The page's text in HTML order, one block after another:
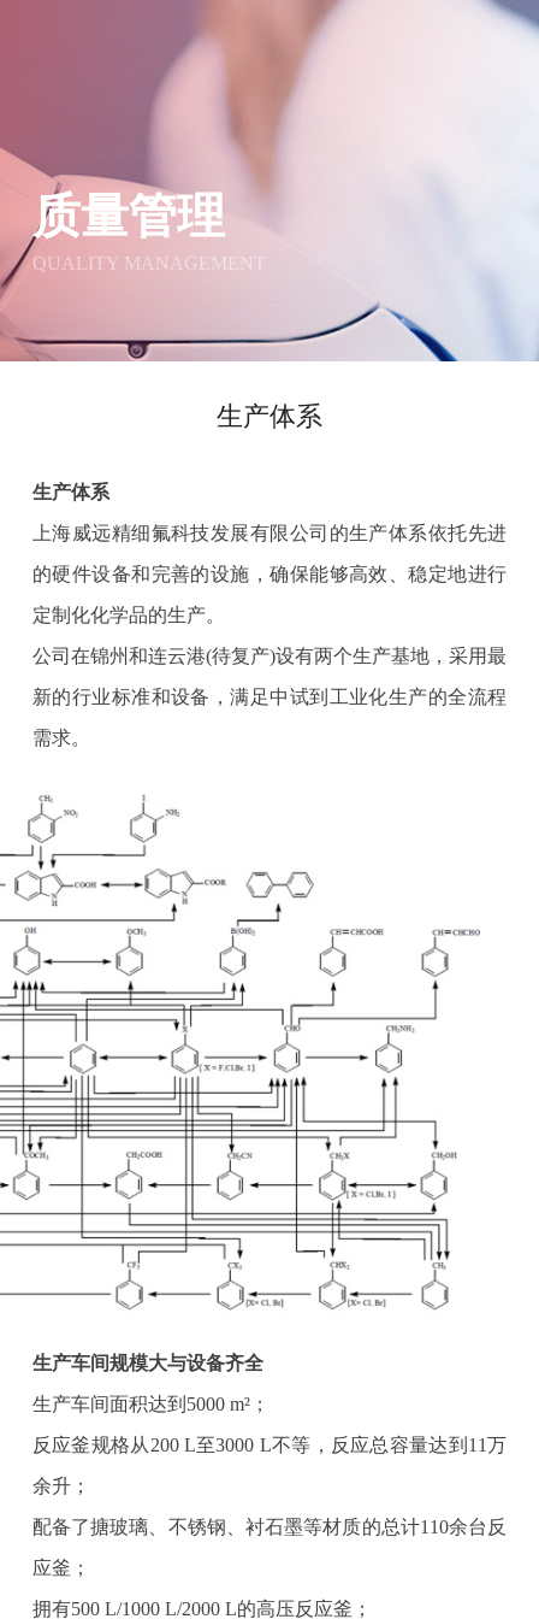
质量管理
QUALITY MANAGEMENT
生产体系
生产体系
上海威远精细氟科技发展有限公司的生产体系依托先进
的硬件设备和完善的设施，确保能够高效、稳定地进行
定制化化学品的生产。
公司在锦州和连云港(待复产)设有两个生产基地，采用最
新的行业标准和设备，满足中试到工业化生产的全流程
需求。
生产车间规模大与设备齐全
生产车间面积达到5000 m²；
反应釜规格从200 L至3000 L不等，反应总容量达到11万
余升；
配备了搪玻璃、不锈钢、衬石墨等材质的总计110余台反
应釜；
拥有500 L/1000 L/2000 L的高压反应釜；